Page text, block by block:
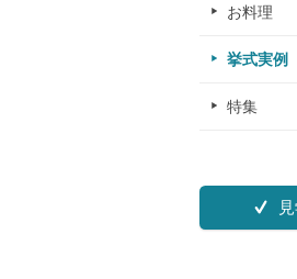
お料理
挙式実例
特集